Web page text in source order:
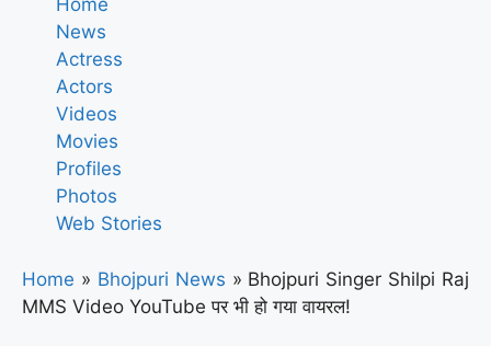
Home
News
Actress
Actors
Videos
Movies
Profiles
Photos
Web Stories
Home » Bhojpuri News » Bhojpuri Singer Shilpi Raj
MMS Video YouTube पर भी हो गया वायरल!